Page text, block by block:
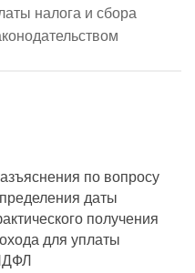
налога и сбора
по вопросу
даты
получения
для уплаты